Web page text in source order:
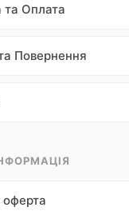
та Оплата
Повернення
оферта